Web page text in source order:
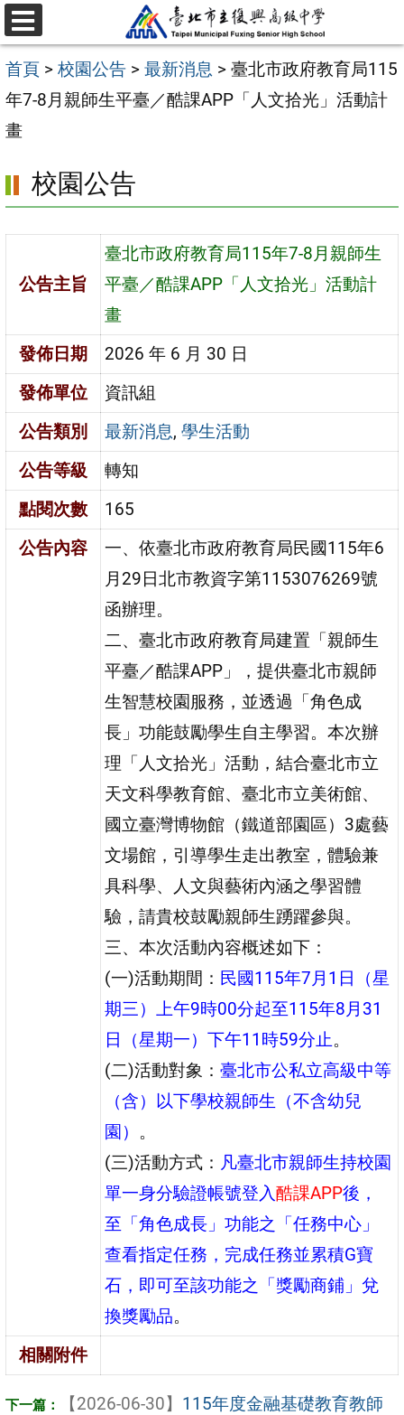
跳
至
主
要
內
區
選
單
首頁 > 校園公告 > 最新消息 > 臺北市政府教育局115
年7-8月親師生平臺／酷課APP「人文拾光」活動計
畫
校園公告
公告主旨
臺北市政府教育局115年7-8月親師生
平臺／酷課APP「人文拾光」活動計
畫
發佈日期
2026 年 6 月 30 日
發佈單位
資訊組
公告類別
最新消息,學生活動
公告等級
轉知
點閱次數
165
公告內容
一、依臺北市政府教育局民國115年6
月29日北市教資字第1153076269號
函辦理。
二、臺北市政府教育局建置「親師生
平臺／酷課APP」，提供臺北市親師
生智慧校園服務，並透過「角色成
長」功能鼓勵學生自主學習。本次辦
理「人文拾光」活動，結合臺北市立
天文科學教育館、臺北市立美術館、
國立臺灣博物館（鐵道部園區）3處藝
文場館，引導學生走出教室，體驗兼
具科學、人文與藝術內涵之學習體
驗，請貴校鼓勵親師生踴躍參與。
三、本次活動內容概述如下：
(一)活動期間： 民國115年7月1日（星
期三）上午9時00分起至115年8月31
日（星期一）下午11時59分止。
(二)活動對象：臺北市公私立高級中等
（含）以下學校親師生（不含幼兒
園） 。
(三)活動方式： 凡臺北市親師生持校園
單一身分驗證帳號登入酷課APP後，
至「角色成長」功能之「任務中心」
查看指定任務，完成任務並累積G寶
石，即可至該功能之「獎勵商鋪」兌
換獎勵品。
相關附件
【2026-06-30】 115年度金融基礎教育教師